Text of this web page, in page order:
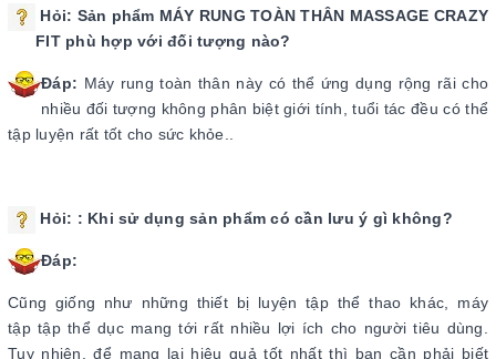
Hỏi: Sản phẩm MÁY RUNG TOÀN THÂN MASSAGE CRAZY
FIT phù hợp với đối tượng nào?
Đáp: Máy rung toàn thân này có thể ứng dụng rộng rãi cho
nhiều đối tượng không phân biệt giới tính, tuổi tác đều có thể
tập luyện rất tốt cho sức khỏe..
Hỏi: : Khi sử dụng sản phẩm có cần lưu ý gì không?
Đáp:
Cũng giống như những thiết bị luyện tập thể thao khác, máy
tập tập thể dục mang tới rất nhiều lợi ích cho người tiêu dùng.
Tuy nhiên, để mang lại hiệu quả tốt nhất thì bạn cần phải biết